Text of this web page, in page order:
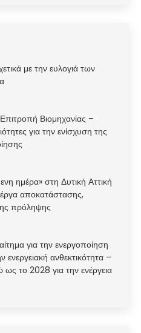
με την ευλογιά των
Βιομηχανίας –
για την ενίσχυση της
ημέρα» στη Δυτική Αττική
έργα αποκατάστασης,
πρόληψης
για την ενεργοποίηση
ενεργειακή ανθεκτικότητα –
ως το 2028 για την ενέργεια